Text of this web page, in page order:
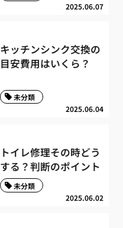
2025.06.07
キッチンシンク交換の
目安費用はいくら？
2025.06.04
未分類
トイレ修理その時どう
する？判断のポイント
2025.06.02
未分類